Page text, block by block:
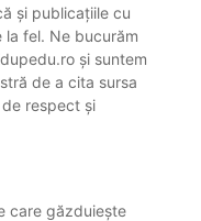
și publicațiile cu
fel. Ne bucurăm
și suntem
de a cita sursa
respect și
care găzduiește